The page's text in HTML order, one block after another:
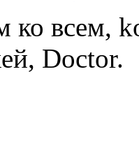
ко всем,
Doctor.